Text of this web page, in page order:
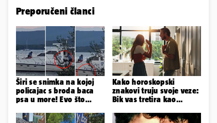
Preporučeni članci
Širi se snimka na kojoj
policajac s broda baca
psa u more! Evo što
pustili'
Kako horoskopski
znakovi truju svoje veze:
Bik vas tretira kao
ugovor